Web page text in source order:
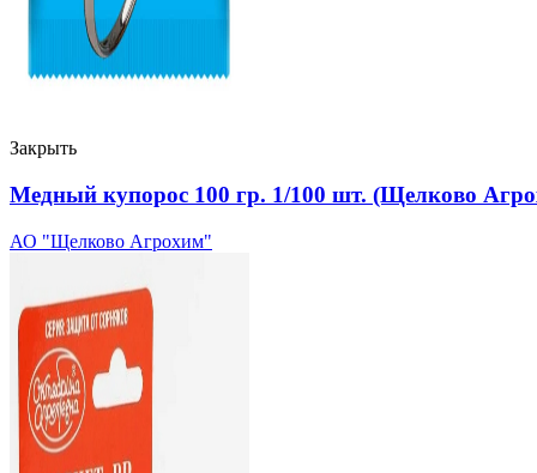
Закрыть
Медный купорос 100 гр. 1/100 шт. (Щелково
АО "Щелково Агрохим"